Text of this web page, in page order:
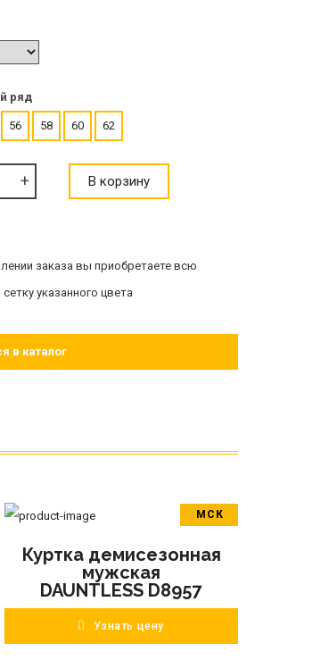
ряд
56 58 60 62
В корзину
заказа вы приобретаете всю
указанного цвета
в каталог
МСК
ПОДРОБНЕЕ
Куртка демисезонная
мужская
DAUNTLESS D8957
Узнать цену